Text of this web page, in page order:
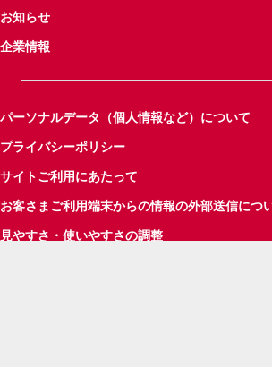
お知らせ
企業情報
パーソナルデータ（個人情報など）について
プライバシーポリシー
サイトご利用にあたって
お客さまご利用端末からの情報の外部送信につ
見やすさ・使いやすさの調整